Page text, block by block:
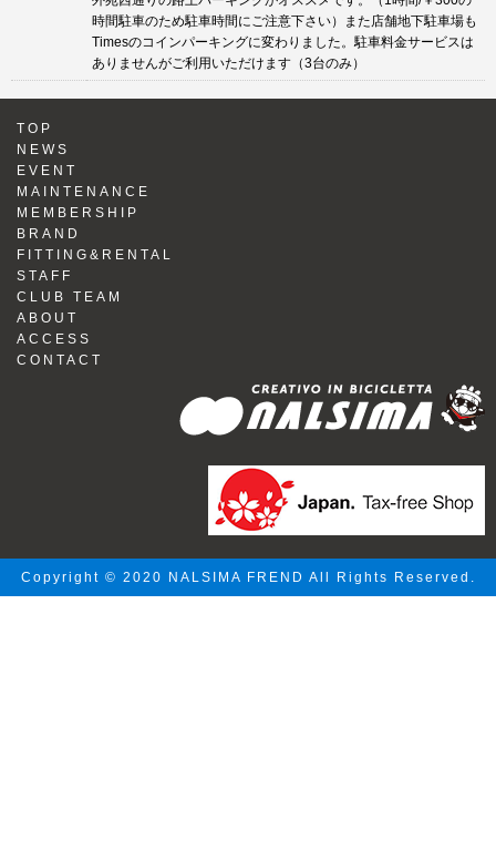
時間駐車のため駐車時間にご注意下さい）また店舗地下駐車場も
Timesのコインパーキングに変わりました。駐車料金サービスは
ありませんがご利用いただけます（3台のみ）
TOP
NEWS
EVENT
MAINTENANCE
MEMBERSHIP
BRAND
FITTING&RENTAL
STAFF
CLUB TEAM
ABOUT
ACCESS
CONTACT
Copyright © 2020 NALSIMA FREND All Rights Reserved.